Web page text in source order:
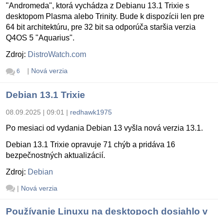
"Andromeda", ktorá vychádza z Debianu 13.1 Trixie s
desktopom Plasma alebo Trinity. Bude k dispozícii len pre
64 bit architektúru, pre 32 bit sa odporúča staršia verzia
Q4OS 5 "Aquarius".
Zdroj: DistroWatch.com
6 | Nová verzia
Debian 13.1 Trixie
08.09.2025 | 09:01 | redhawk1975
Po mesiaci od vydania Debian 13 vyšla nová verzia 13.1.
Debian 13.1 Trixie opravuje 71 chýb a pridáva 16
bezpečnostných aktualizácií.
Zdroj: Debian
| Nová verzia
Používanie Linuxu na desktopoch dosiahlo v